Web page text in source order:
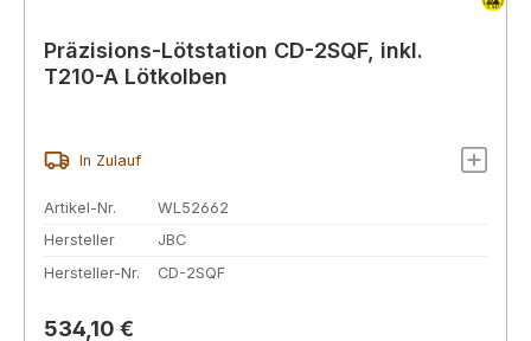
Präzisions-Lötstation CD-2SQF, inkl.
T210-A Lötkolben
In Zulauf
Artikel-Nr.
WL52662
Hersteller
JBC
Hersteller-Nr.
CD-2SQF
Regulärer Preis:
534,10 €